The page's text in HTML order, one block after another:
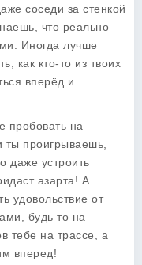
соседи за стенкой
что реально
Иногда лучше
как кто-то из твоих
вперёд и
пробовать на
ты проигрываешь,
даже устроить
азарта! А
удовольствие от
будь то на
тебе на трассе, а
вперед!